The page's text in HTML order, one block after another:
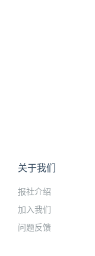
关于我们
报社介绍
加入我们
问题反馈